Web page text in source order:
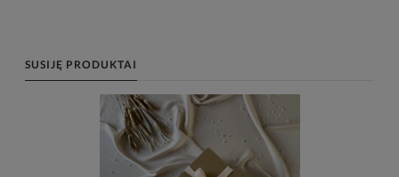
SUSIJĘ PRODUKTAI